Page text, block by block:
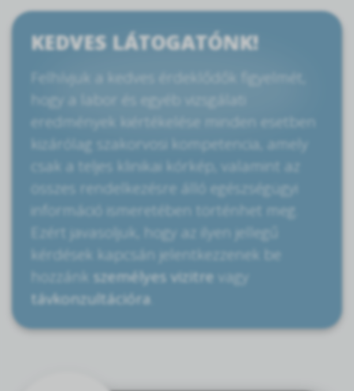
KEDVES LÁTOGATÓNK!
Felhívjuk a kedves érdeklődők figyelmét,
hogy a labor és egyéb vizsgálati
eredmények kiértékelése minden esetben
kizárólag szakorvosi kompetencia, amely
csak a teljes klinikai kórkép, valamint az
összes rendelkezésre álló egészségügyi
információ ismeretében történhet meg.
Ezért javasoljuk, hogy az ilyen jellegű
kérdések kapcsán jelentkezzenek be
hozzánk személyes vizitre vagy
távkonzultációra